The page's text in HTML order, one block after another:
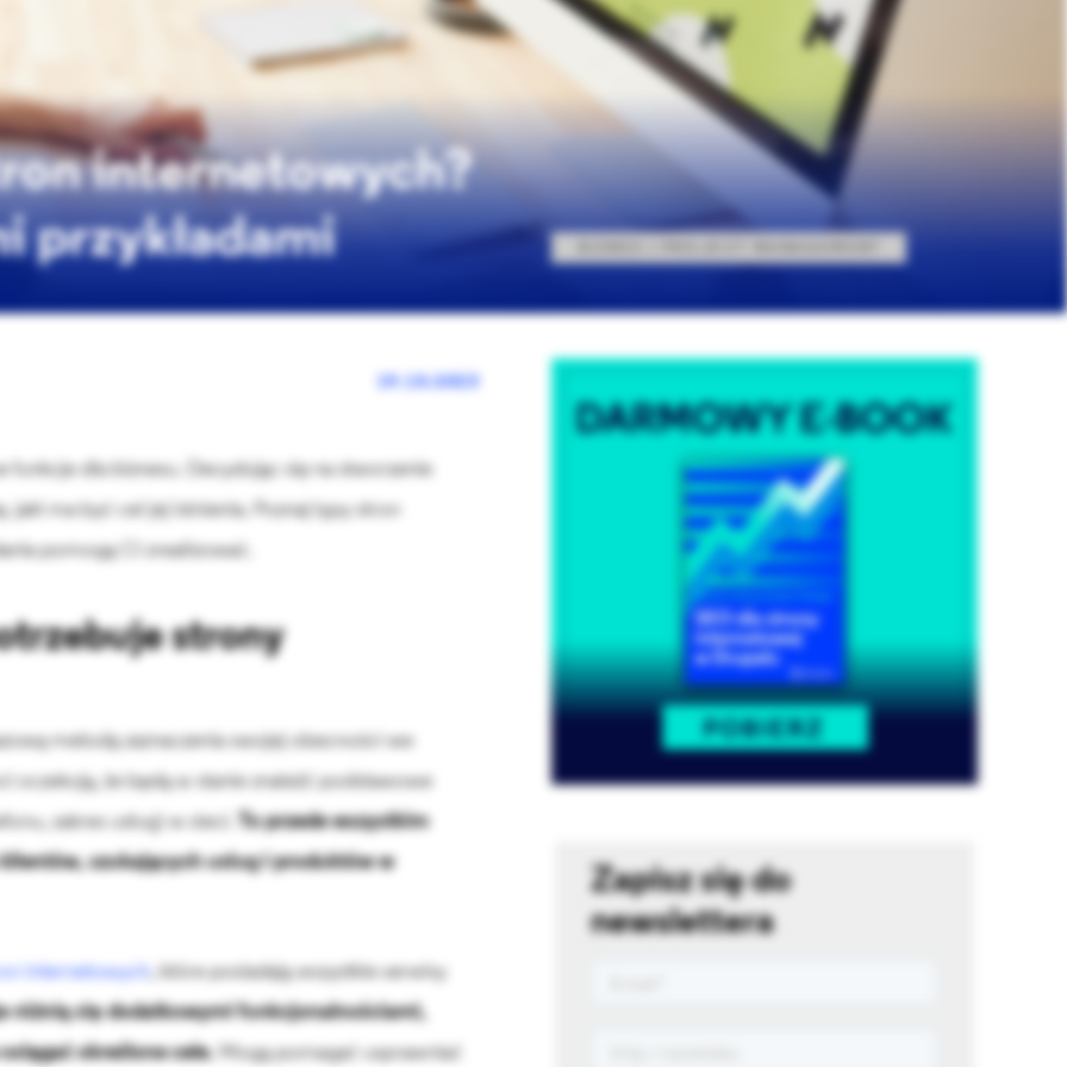
internetowych?
przykładami
19.10.2023
funkcje dla biznesu. Decydując się na stworzenie
ma być cel jej istnienia. Poznaj typy stron
pomogą Ci zrealizować.
strony
metodą zaznaczenia swojej obecności we
oczekują, że będą w stanie znaleźć podstawowe
zakres usług) w sieci. To przede wszystkim
szukających usług i produktów w
internetowych
, które posiadają wszystkie serwisy
różnią się dodatkowymi funkcjonalnościami,
określone cele. Mogą pomagać usprawniać
Zapisz się do
newslettera